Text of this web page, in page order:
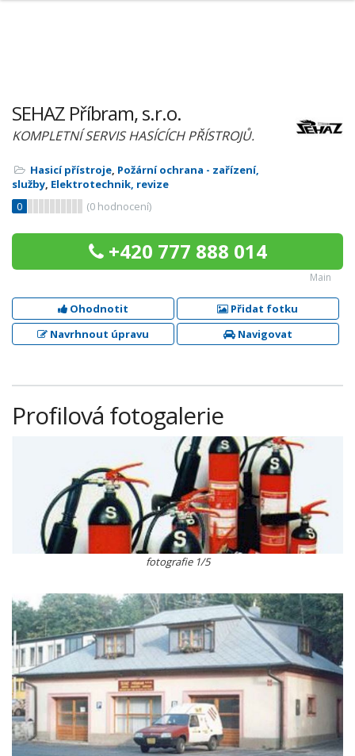
SEHAZ Příbram, s.r.o.
KOMPLETNÍ SERVIS HASÍCÍCH PŘÍSTROJŮ.
Hasicí přístroje, Požární ochrana - zařízení,
služby, Elektrotechnik, revize
0
(0 hodnocení)
+420 777 888 014
Main
Ohodnotit
Přidat fotku
Navrhnout úpravu
Navigovat
Profilová fotogalerie
fotografie 1/5